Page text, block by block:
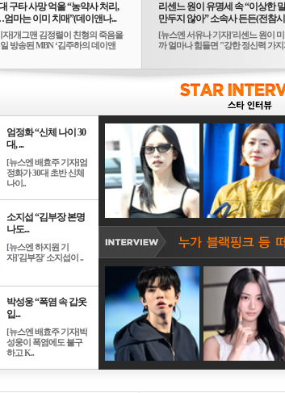
구타 사망 억울 “농약사 처리,
마는 이미 치매”(데이앤나...
]개그맨 김정렬이 친형의 죽음을
방송된 MBN ‘김주하의 데이앤
리센느 원이 유명세 속 “이상한
만두지 않아” 소속사 든든(전참
[뉴스엔 서유나 기자]'리센느 원이
까 얼마나 힘들면 "강한 정신력 가지
엄정화 “신체 나이 30
대, ...
[뉴스엔 배효주 기자]엄
정화가 30대 초반 신체
나이..
소지섭 “김부장 본명
나도...
[뉴스엔 하지원 기
자]'김부장' 소지섭이 ..
박성웅 “폭염 속 갑옷
입...
[뉴스엔 배효주 기자]박
성웅이 폭염에도 불구
하고 K..